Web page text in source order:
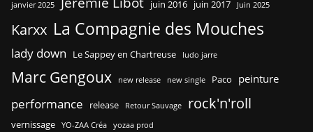
janvier 2025 juin 2016 juin 2017 Juin 2025
Karxx La Compagnie des Mouches
lady down Le Sappey en Chartreuse ludo jarre
Marc Gengoux new release new single Paco peinture
performance release Retour Sauvage rock'n'roll
vernissage YO-ZAA Créa yozaa prod